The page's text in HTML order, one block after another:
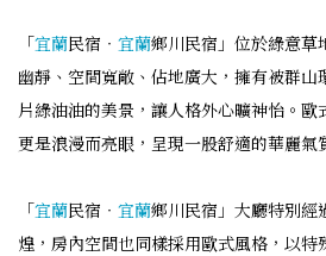
「宜蘭民宿‧ 宜蘭鄉川民宿」位於綠意草
幽靜、空間寬敞、佔地廣大，擁有被群
片綠油油的美景，讓人格外心曠神怡。歐
更是浪漫而亮眼，呈現一股舒適的華麗氣
「宜蘭民宿‧ 宜蘭鄉川民宿」大廳特別經
煌，房內空間也同樣採用歐式風格，以特